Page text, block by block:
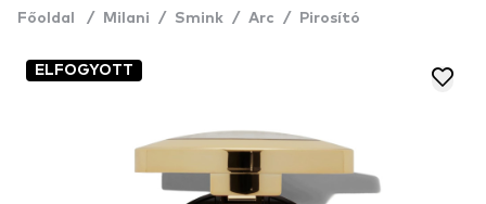
Főoldal / Milani / Smink / Arc / Pirosító
ELFOGYOTT